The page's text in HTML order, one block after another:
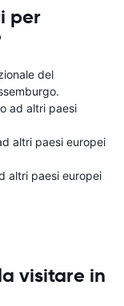
per
del
ad altri paesi
altri paesi europei
altri paesi europei
visitare in